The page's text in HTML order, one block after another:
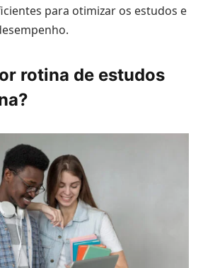
para otimizar os estudos e
rotina de estudos